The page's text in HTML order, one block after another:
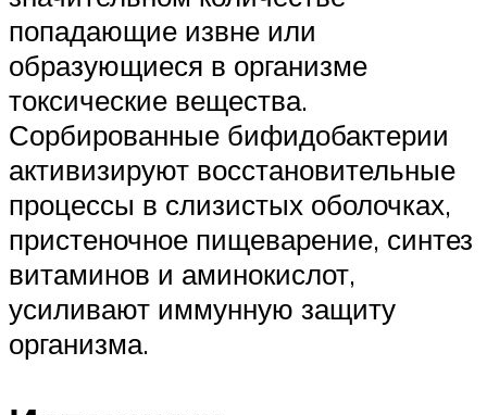
попадающие извне или
образующиеся в организме
токсические вещества.
Сорбированные бифидобактерии
активизируют восстановительные
процессы в слизистых оболочках,
пристеночное пищеварение, синтез
витаминов и аминокислот,
усиливают иммунную защиту
организма.